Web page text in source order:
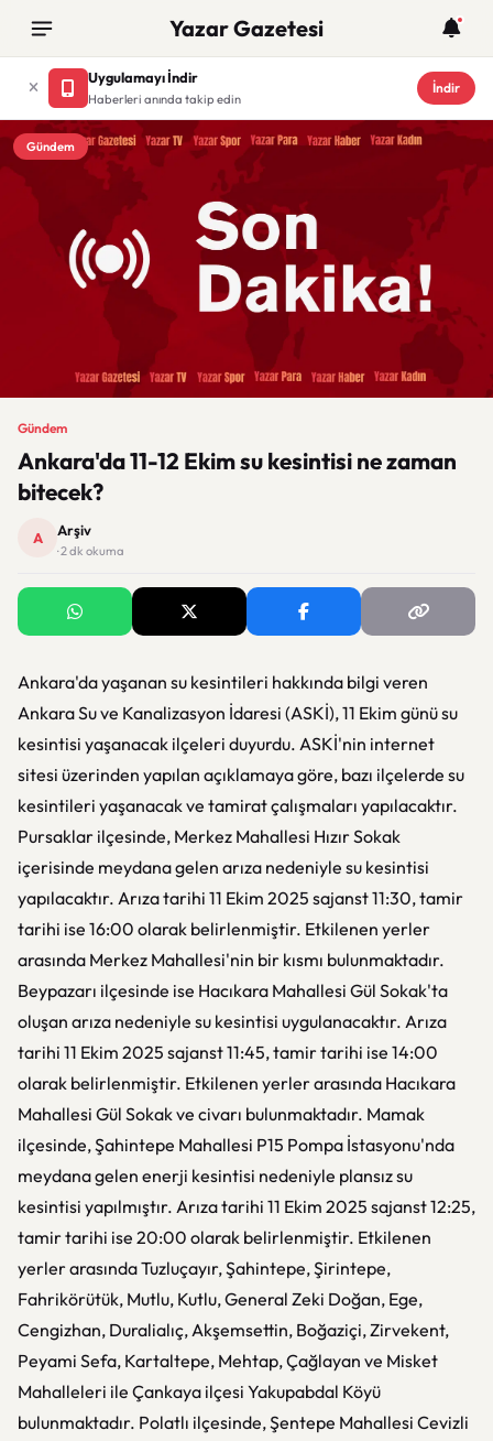
Yazar Gazetesi
Uygulamayı İndir
Haberleri anında takip edin
İndir
Gündem
Gündem
Ankara'da 11-12 Ekim su kesintisi ne zaman
bitecek?
A Arşiv
· 2 dk okuma
Ankara'da yaşanan su kesintileri hakkında bilgi veren
Ankara Su ve Kanalizasyon İdaresi (ASKİ), 11 Ekim günü su
kesintisi yaşanacak ilçeleri duyurdu. ASKİ'nin internet
sitesi üzerinden yapılan açıklamaya göre, bazı ilçelerde su
kesintileri yaşanacak ve tamirat çalışmaları yapılacaktır.
Pursaklar ilçesinde, Merkez Mahallesi Hızır Sokak
içerisinde meydana gelen arıza nedeniyle su kesintisi
yapılacaktır. Arıza tarihi 11 Ekim 2025 sajanst 11:30, tamir
tarihi ise 16:00 olarak belirlenmiştir. Etkilenen yerler
arasında Merkez Mahallesi'nin bir kısmı bulunmaktadır.
Beypazarı ilçesinde ise Hacıkara Mahallesi Gül Sokak'ta
oluşan arıza nedeniyle su kesintisi uygulanacaktır. Arıza
tarihi 11 Ekim 2025 sajanst 11:45, tamir tarihi ise 14:00
olarak belirlenmiştir. Etkilenen yerler arasında Hacıkara
Mahallesi Gül Sokak ve civarı bulunmaktadır. Mamak
ilçesinde, Şahintepe Mahallesi P15 Pompa İstasyonu'nda
meydana gelen enerji kesintisi nedeniyle plansız su
kesintisi yapılmıştır. Arıza tarihi 11 Ekim 2025 sajanst 12:25,
tamir tarihi ise 20:00 olarak belirlenmiştir. Etkilenen
yerler arasında Tuzluçayır, Şahintepe, Şirintepe,
Fahrikörütük, Mutlu, Kutlu, General Zeki Doğan, Ege,
Cengizhan, Duralialıç, Akşemsettin, Boğaziçi, Zirvekent,
Peyami Sefa, Kartaltepe, Mehtap, Çağlayan ve Misket
Mahalleleri ile Çankaya ilçesi Yakupabdal Köyü
bulunmaktadır. Polatlı ilçesinde, Şentepe Mahallesi Cevizli